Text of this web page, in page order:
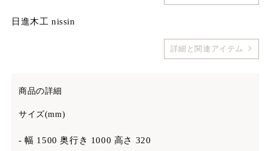
日進木工 nissin
詳細と関連アイテム
商品の詳細
サイズ(mm)
- 幅 1500 奥行き 1000 高さ 320